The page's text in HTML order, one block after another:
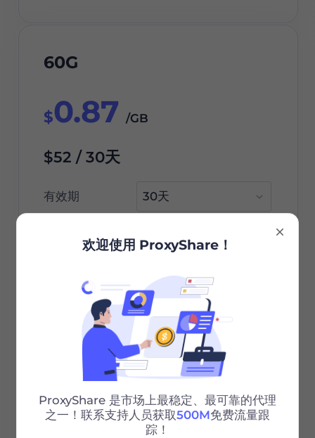
60G
$0.87 /GB
$52 / 30天
有效期
城市/国家选择
无限会话
无限带宽
欢迎使用 ProxyShare！
ProxyShare 是市场上最稳定、最可靠的代理
之一！联系支持人员获取500M免费流量跟
踪！